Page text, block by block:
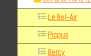
Le Bel-Air
Picpus
Bercy